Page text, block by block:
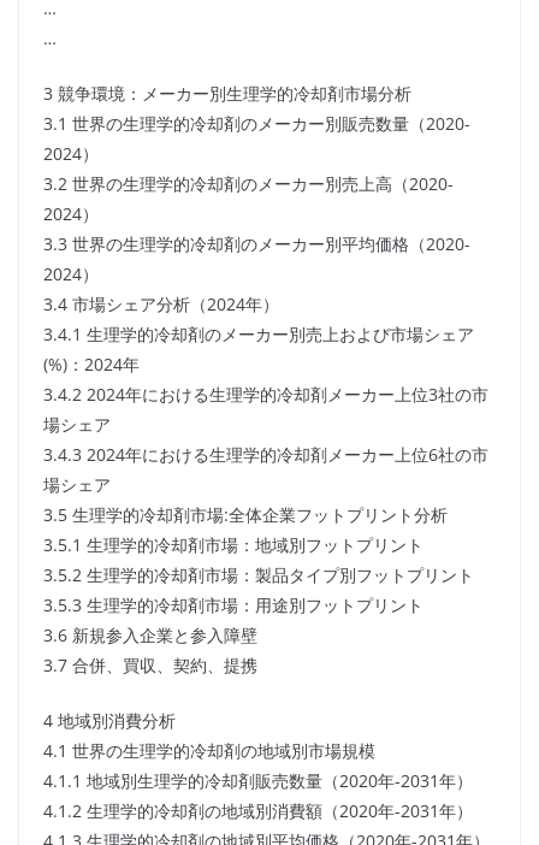
…
…
3 競争環境：メーカー別生理学的冷却剤市場分析
3.1 世界の生理学的冷却剤のメーカー別販売数量（2020-
2024）
3.2 世界の生理学的冷却剤のメーカー別売上高（2020-
2024）
3.3 世界の生理学的冷却剤のメーカー別平均価格（2020-
2024）
3.4 市場シェア分析（2024年）
3.4.1 生理学的冷却剤のメーカー別売上および市場シェア
(%)：2024年
3.4.2 2024年における生理学的冷却剤メーカー上位3社の市
場シェア
3.4.3 2024年における生理学的冷却剤メーカー上位6社の市
場シェア
3.5 生理学的冷却剤市場:全体企業フットプリント分析
3.5.1 生理学的冷却剤市場：地域別フットプリント
3.5.2 生理学的冷却剤市場：製品タイプ別フットプリント
3.5.3 生理学的冷却剤市場：用途別フットプリント
3.6 新規参入企業と参入障壁
3.7 合併、買収、契約、提携
4 地域別消費分析
4.1 世界の生理学的冷却剤の地域別市場規模
4.1.1 地域別生理学的冷却剤販売数量（2020年-2031年）
4.1.2 生理学的冷却剤の地域別消費額（2020年-2031年）